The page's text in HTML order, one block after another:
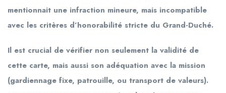
mentionnait une infraction mineure, mais incompatible
avec les critères d’honorabilité stricte du Grand-Duché.
Il est crucial de vérifier non seulement la validité de
cette carte, mais aussi son adéquation avec la mission
(gardiennage fixe, patrouille, ou transport de valeurs).